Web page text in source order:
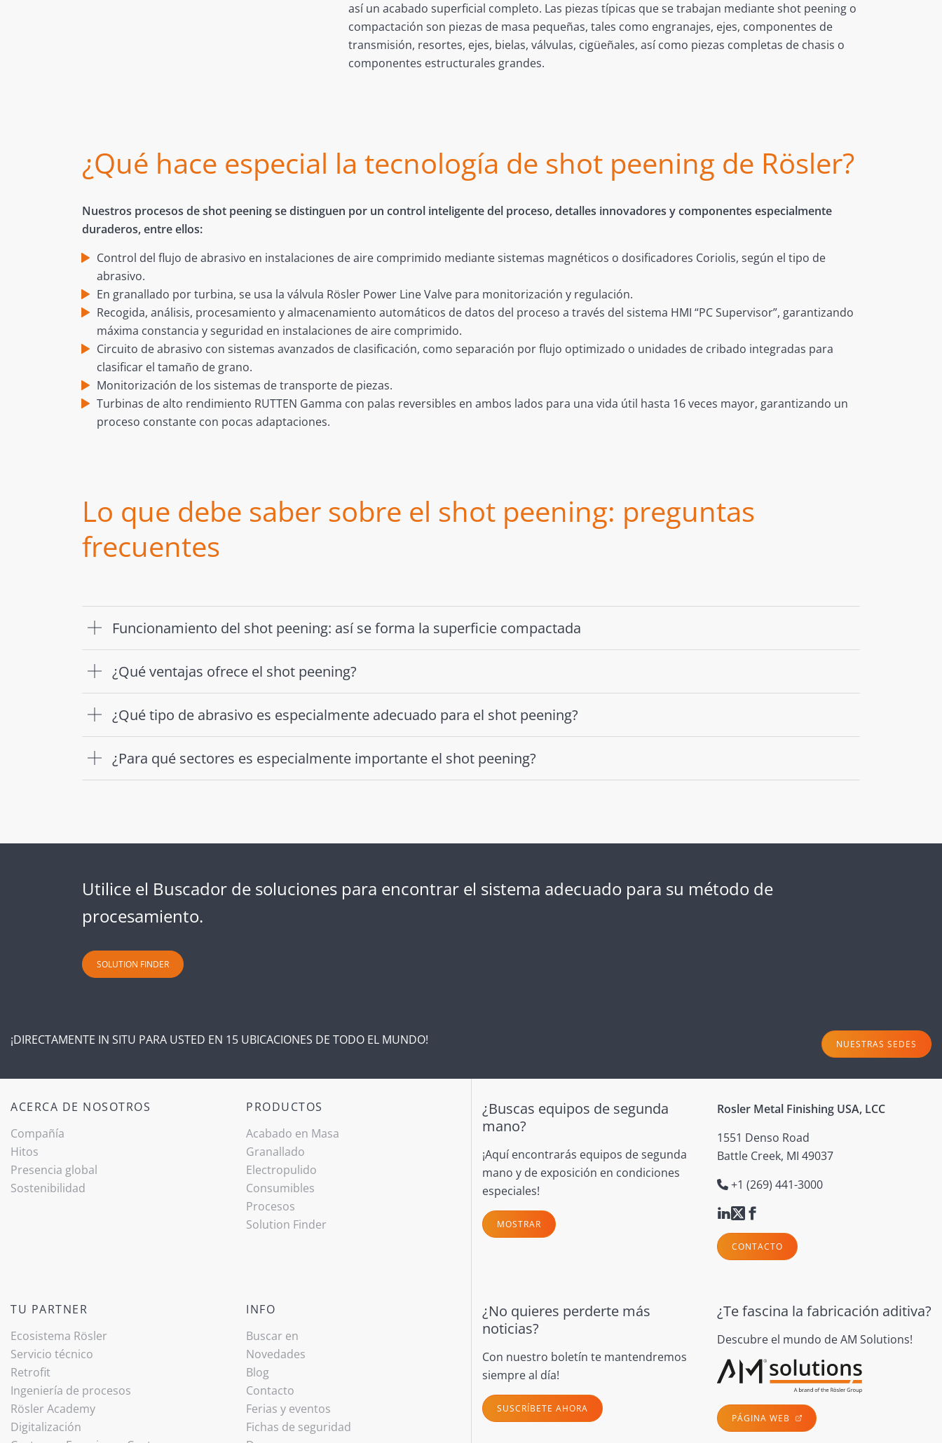
así un acabado superficial completo. Las piezas típicas que se trabajan mediante shot peening o
compactación son piezas de masa pequeñas, tales como engranajes, ejes, componentes de
transmisión, resortes, ejes, bielas, válvulas, cigüeñales, así como piezas completas de chasis o
componentes estructurales grandes.
¿Qué hace especial la tecnología de shot peening de Rösler?
Nuestros procesos de shot peening se distinguen por un control inteligente del proceso, detalles innovadores y componentes especialmente
duraderos, entre ellos:
Control del flujo de abrasivo en instalaciones de aire comprimido mediante sistemas magnéticos o dosificadores Coriolis, según el tipo de
abrasivo.
En granallado por turbina, se usa la válvula Rösler Power Line Valve para monitorización y regulación.
Recogida, análisis, procesamiento y almacenamiento automáticos de datos del proceso a través del sistema HMI “PC Supervisor”, garantizando
máxima constancia y seguridad en instalaciones de aire comprimido.
Circuito de abrasivo con sistemas avanzados de clasificación, como separación por flujo optimizado o unidades de cribado integradas para
clasificar el tamaño de grano.
Monitorización de los sistemas de transporte de piezas.
Turbinas de alto rendimiento RUTTEN Gamma con palas reversibles en ambos lados para una vida útil hasta 16 veces mayor, garantizando un
proceso constante con pocas adaptaciones.
Lo que debe saber sobre el shot peening: preguntas
frecuentes
Funcionamiento del shot peening: así se forma la superficie compactada
¿Qué ventajas ofrece el shot peening?
¿Qué tipo de abrasivo es especialmente adecuado para el shot peening?
¿Para qué sectores es especialmente importante el shot peening?
Utilice el Buscador de soluciones para encontrar el sistema adecuado para su método de
procesamiento.
SOLUTION FINDER
¡DIRECTAMENTE IN SITU PARA USTED EN 15 UBICACIONES DE TODO EL MUNDO! NUESTRAS SEDES
Rosler Metal Finishing USA, LCC
1551 Denso Road
Battle Creek, MI 49037
+1 (269) 441-3000
CONTACTO
ACERCA DE NOSOTROS
Compañía
Hitos
Presencia global
Sostenibilidad
PRODUCTOS
Acabado ­en Masa
Granallado
Electropulido
Consumibles
Procesos
Solution Finder
TU PARTNER
Ecosistema Rösler
Servicio técnico
Retrofit
Ingeniería de procesos
Rösler Academy
Digitalización
INFO
Buscar en
Novedades
Blog
Contacto
Ferias y eventos
Fichas de seguridad
¿Buscas equipos de segunda
mano?
¡Aquí encontrarás equipos de segunda
mano y de exposición en condiciones
especiales!
MOSTRAR
¿No quieres perderte más
noticias?
Con nuestro boletín te mantendremos
siempre al día!
SUSCRÍBETE AHORA
¿Te fascina la fabricación aditiva?
Descubre el mundo de AM Solutions!
PÁGINA WEB